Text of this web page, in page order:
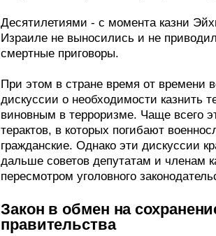
Десятилетиями - с момента казни
Израиле не выносились и не
смертные приговоры.
При этом в стране время от времени
дискуссии о необходимости казнить
виновным в терроризме. Чаще всего
терактов, в которых погибают
гражданские. Однако эти дискуссии
дальше советов депутатам и членам
пересмотром уголовного
Закон в обмен на
правительства